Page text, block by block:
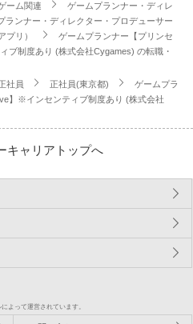
ーム関連
ゲームプランナー・ディレ
ランナー・ディレクター・プロデューサー
プリ）
ゲームプランナー【プリンセ
ブ制度あり (株式会社Cygames) の転職・
社員 正社員(東京都)
ゲームプラ
】※インセンティブ制度あり (株式会社
キャリアトップへ
よって運営されています。